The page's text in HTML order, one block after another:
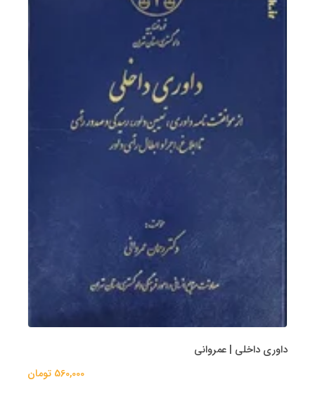
داوری داخلی | عمروانی
560,000 تومان